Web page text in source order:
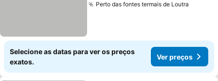
Perto das fontes termais de Loutra
Selecione as datas para ver os preços
exatos.
Ver preços